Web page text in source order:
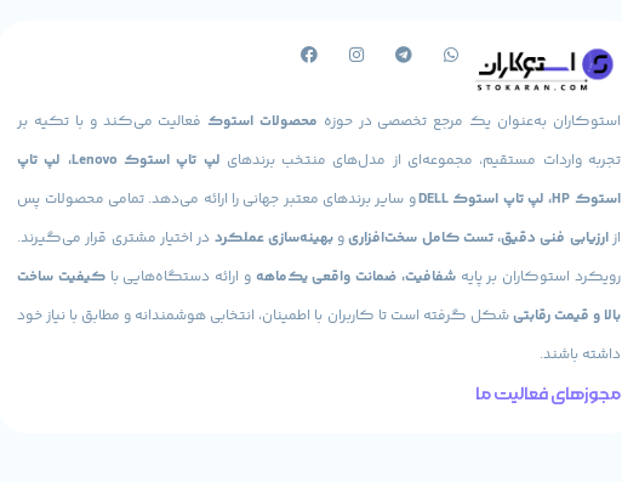
استوکاران به‌عنوان یک مرجع تخصصی در حوزه محصولات استوک فعالیت می‌کند و با تکیه بر
تجربه واردات مستقیم، مجموعه‌ای از مدل‌های منتخب برندهای
لپ تاپ استوک Lenovo، لپ تاپ
استوک HP، لپ تاپ استوک DELL
و سایر برندهای معتبر جهانی را ارائه می‌دهد. تمامی محصولات پس
ازارزیابی فنی دقیق، تست کامل سخت‌افزاریوبهینه‌سازی عملکرد در اختیار مشتری قرار می‌گیرند.
رویکرد استوکاران بر پایهشفافیت، ضمانت واقعی یک‌ماهه و ارائه دستگاه‌هایی باکیفیت ساخت
بالا و قیمت رقابتیشکل گرفته است تا کاربران با اطمینان، انتخابی هوشمندانه و مطابق با نیاز خود
داشته باشند.
مجوزهای فعالیت ما